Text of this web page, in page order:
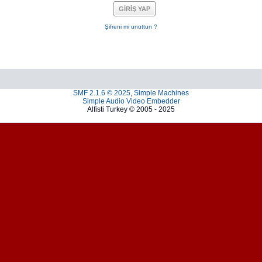
Şifreni mi unuttun ?
SMF 2.1.6 © 2025, Simple Machines
Simple Audio Video Embedder
Alfisti Turkey © 2005 - 2025